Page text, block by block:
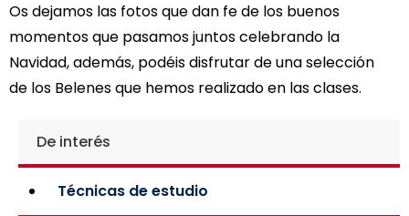
Os dejamos las fotos que dan fe de los buenos
momentos que pasamos juntos celebrando la
Navidad, además, podéis disfrutar de una selección
de los Belenes que hemos realizado en las clases.
De interés
Técnicas de estudio